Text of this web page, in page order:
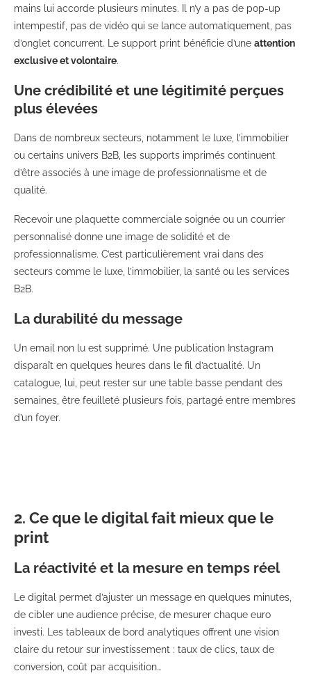
mains lui accorde plusieurs minutes. Il n’y a pas de pop-up
intempestif, pas de vidéo qui se lance automatiquement, pas
d’onglet concurrent. Le support print bénéficie d’une attention
exclusive et volontaire.
Une crédibilité et une légitimité perçues
plus élevées
Dans de nombreux secteurs, notamment le luxe, l’immobilier
ou certains univers B2B, les supports imprimés continuent
d’être associés à une image de professionnalisme et de
qualité.
Recevoir une plaquette commerciale soignée ou un courrier
personnalisé donne une image de solidité et de
professionnalisme. C’est particulièrement vrai dans des
secteurs comme le luxe, l’immobilier, la santé ou les services
B2B.
La durabilité du message
Un email non lu est supprimé. Une publication Instagram
disparaît en quelques heures dans le fil d’actualité. Un
catalogue, lui, peut rester sur une table basse pendant des
semaines, être feuilleté plusieurs fois, partagé entre membres
d’un foyer.
2. Ce que le digital fait mieux que le
print
La réactivité et la mesure en temps réel
Le digital permet d’ajuster un message en quelques minutes,
de cibler une audience précise, de mesurer chaque euro
investi. Les tableaux de bord analytiques offrent une vision
claire du retour sur investissement : taux de clics, taux de
conversion, coût par acquisition…